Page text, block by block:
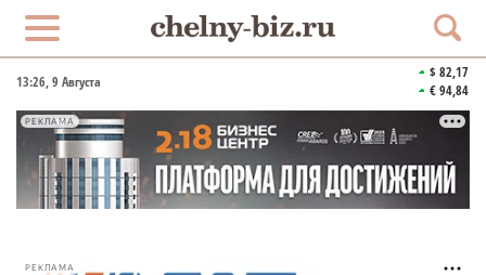
13:26, 9 Августа
$ 82,17
€ 94,84
РЕКЛАМА
РЕКЛАМА